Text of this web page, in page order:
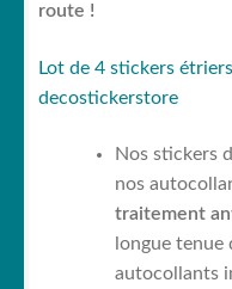
route !
Lot de 4 stickers
decostickerstore
Nos stickers
nos
traitement
longue tenue
autocollants